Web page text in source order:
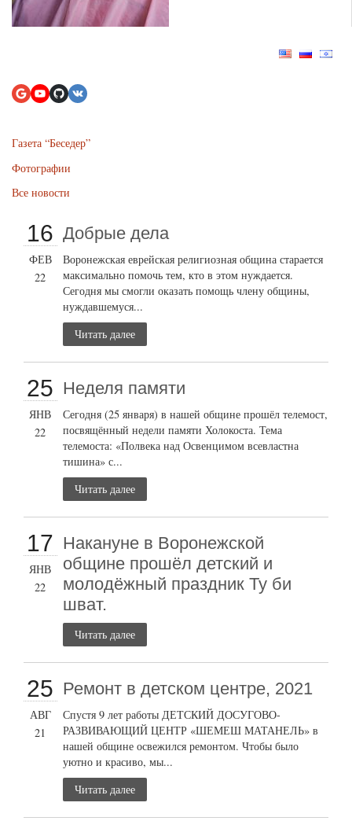
Газета “Беседер”
Фотографии
Все новости
16
ФЕВ
22
Добрые дела
Воронежская еврейская религиозная община старается
максимально помочь тем, кто в этом нуждается.
Сегодня мы смогли оказать помощь члену общины,
нуждавшемуся...
Читать далее
25
ЯНВ
22
Неделя памяти
Сегодня (25 января) в нашей общине прошёл телемост,
посвящённый недели памяти Холокоста. Тема
телемоста: «Полвека над Освенцимом всевластна
тишина» с...
Читать далее
17
ЯНВ
22
Накануне в Воронежской
общине прошёл детский и
молодёжный праздник Ту би
шват.
Читать далее
25
АВГ
21
Ремонт в детском центре, 2021
Спустя 9 лет работы ДЕТСКИЙ ДОСУГОВО-
РАЗВИВАЮЩИЙ ЦЕНТР «ШЕМЕШ МАТАНЕЛЬ» в
нашей общине освежился ремонтом. Чтобы было
уютно и красиво, мы...
Читать далее